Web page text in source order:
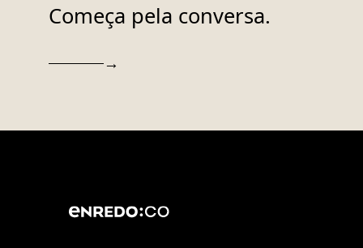
Começa pela conversa.
→